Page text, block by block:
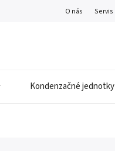
O nás Servis
Kondenzačné jednotky